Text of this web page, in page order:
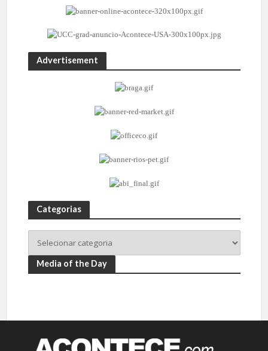
Advertisement
Categorias
Media of the Day